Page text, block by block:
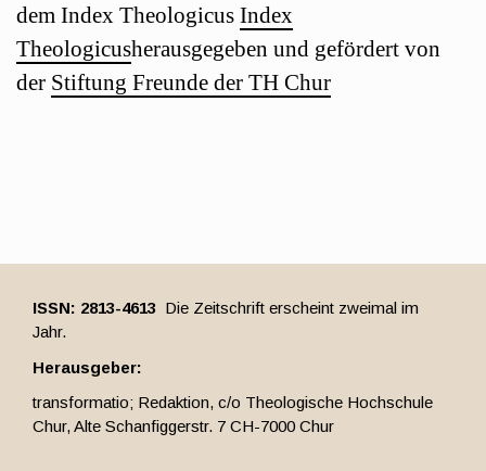
dem Index Theologicus Index
Theologicusherausgegeben und gefördert von
der Stiftung Freunde der TH Chur
ISSN: 2813-4613 Die Zeitschrift erscheint zweimal im
Jahr.
Herausgeber:
transformatio; Redaktion, c/o Theologische Hochschule
Chur, Alte Schanfiggerstr. 7 CH-7000 Chur